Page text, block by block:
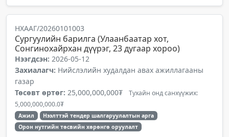
НХААГ/20260101003
Сургуулийн барилга (Улаанбаатар хот,
Сонгинохайрхан дүүрэг, 23 дугаар хороо)
Нээгдсэн: 2026-05-12
Захиалагч: Нийслэлийн худалдан авах ажиллагааны
газар
Төсөвт өртөг: 25,000,000,000₮ Тухайн онд санхүүжих:
5,000,000,000.0₮
Ажил
Нээлттэй тендер шалгаруулалтын арга
Орон нутгийн төсвийн хөрөнгө оруулалт